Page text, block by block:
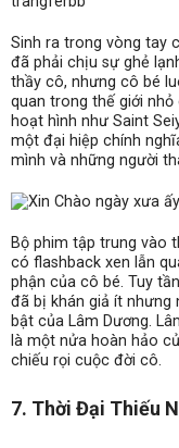
Sinh ra trong vòng tay
đã phải chịu sự ghẻ
thầy cô, nhưng cô bé
quan trong thế giới
hoạt hình như Saint
một đại hiệp chính
mình và những người
Bộ phim tập trung vào
có flashback xen lẫn
phận của cô bé. Tuy
đã bị khán giả ít nhưng
bật của Lâm Dương.
là một nửa hoàn hảo
chiếu rọi cuộc đời cô.
7. Thời Đại Thiếu